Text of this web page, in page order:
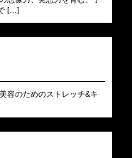
[…]
容のためのストレッチ&キ